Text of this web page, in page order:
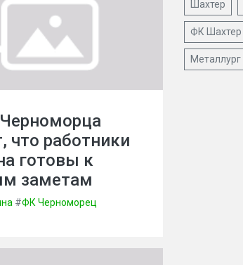
что работники
готовы к
заметам
#ФК Черноморец
Шахтер
ФК Шахтер
Металлург